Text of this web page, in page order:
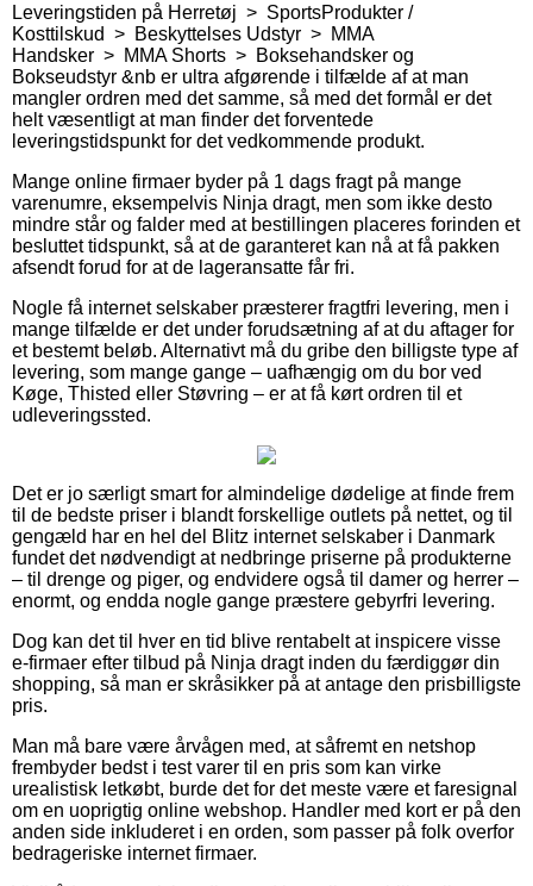
Leveringstiden på Herretøj > SportsProdukter /
Kosttilskud > Beskyttelses Udstyr > MMA
Handsker > MMA Shorts > Boksehandsker og
Bokseudstyr &nb er ultra afgørende i tilfælde af at man
mangler ordren med det samme, så med det formål er det
helt væsentligt at man finder det forventede
leveringstidspunkt for det vedkommende produkt.
Mange online firmaer byder på 1 dags fragt på mange
varenumre, eksempelvis Ninja dragt, men som ikke desto
mindre står og falder med at bestillingen placeres forinden et
besluttet tidspunkt, så at de garanteret kan nå at få pakken
afsendt forud for at de lageransatte får fri.
Nogle få internet selskaber præsterer fragtfri levering, men i
mange tilfælde er det under forudsætning af at du aftager for
et bestemt beløb. Alternativt må du gribe den billigste type af
levering, som mange gange – uafhængig om du bor ved
Køge, Thisted eller Støvring – er at få kørt ordren til et
udleveringssted.
Det er jo særligt smart for almindelige dødelige at finde frem
til de bedste priser i blandt forskellige outlets på nettet, og til
gengæld har en hel del Blitz internet selskaber i Danmark
fundet det nødvendigt at nedbringe priserne på produkterne
– til drenge og piger, og endvidere også til damer og herrer –
enormt, og endda nogle gange præstere gebyrfri levering.
Dog kan det til hver en tid blive rentabelt at inspicere visse
e-firmaer efter tilbud på Ninja dragt inden du færdiggør din
shopping, så man er skråsikker på at antage den prisbilligste
pris.
Man må bare være årvågen med, at såfremt en netshop
frembyder bedst i test varer til en pris som kan virke
urealistisk letkøbt, burde det for det meste være et faresignal
om en uoprigtig online webshop. Handler med kort er på den
anden side inkluderet i en orden, som passer på folk overfor
bedrageriske internet firmaer.